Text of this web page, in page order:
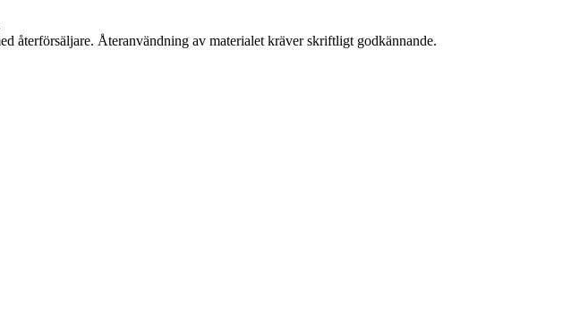
återförsäljare. Återanvändning av materialet kräver skriftligt godkännande.